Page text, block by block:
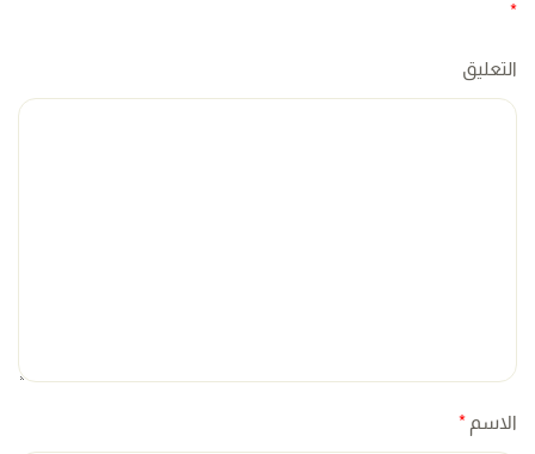
*
التعليق
الاسم *